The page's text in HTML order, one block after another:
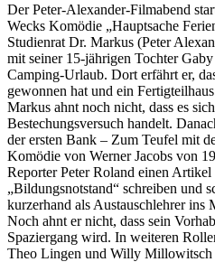
Der Peter-Alexander-Filmabend
Wecks Komödie „Hauptsache
Studienrat Dr. Markus (Peter
mit seiner 15-jährigen Tochter
Camping-Urlaub. Dort erfährt er,
gewonnen hat und ein
Markus ahnt noch nicht, dass es
Bestechungsversuch handelt.
der ersten Bank – Zum Teufel mit
Komödie von Werner Jacobs von
Reporter Peter Roland einen Artikel
„Bildungsnotstand“ schreiben und
kurzerhand als Austauschlehrer ins
Noch ahnt er nicht, dass sein
Spaziergang wird. In weiteren
Theo Lingen und Willy Millowitsch